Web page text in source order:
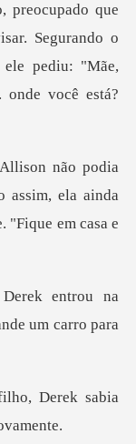
que
Segurando o
ele
assim, ela ainda
k entrou na
Derek sabia